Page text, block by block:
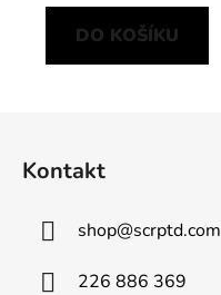
DO KOŠÍKU
Kontakt
shop@scrptd.com
226 886 369